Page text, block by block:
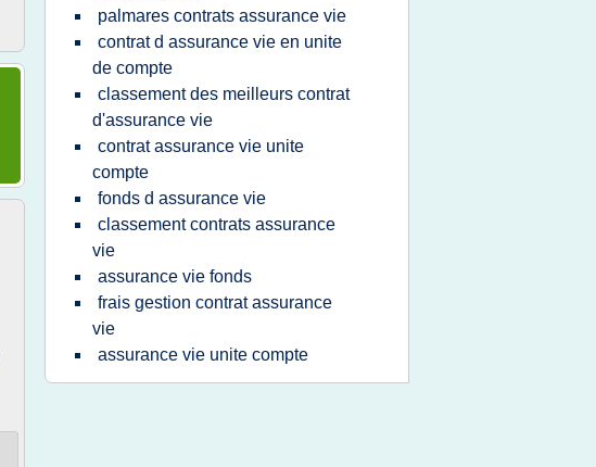
palmares contrats assurance vie
contrat d assurance vie en unite
de compte
classement des meilleurs contrat
d'assurance vie
contrat assurance vie unite
compte
fonds d assurance vie
classement contrats assurance
vie
assurance vie fonds
frais gestion contrat assurance
vie
assurance vie unite compte